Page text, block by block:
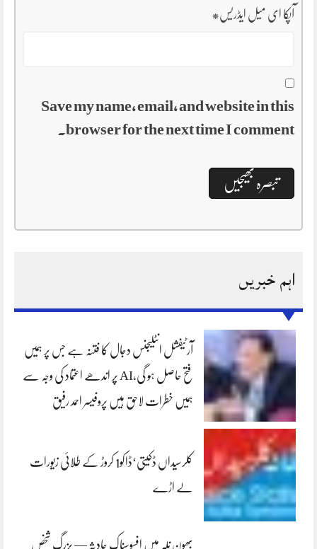
آپکا ای میل ایڈریس*
Save my name, email, and website in this
browser for the next time I comment.
اہم خبریں
آرٹیفشل انٹلیجنس دجال کا فتنہ ہے جس پر ہمیں
فتح حاصل ہو گی،AI پر اندھے اعتماد کی وجہ سے
ہمیں خطرات لاحق ہیں پروفیسر احمد رفیق
کلرسیداں ڈکیتی‘ڈاکو1 کروڑ کے طلائی زیورات
لے اڑے
بھون نلہ میں افسوسناک حادثہ — بزرگ شخص